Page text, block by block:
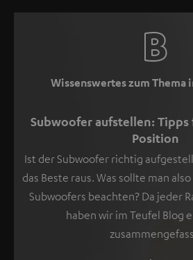
Wissenswertes zum Thema
Subwoofer aufstellen:
Position
Ist der Subwoofer richtig
das Beste raus. Was sollte man
Subwoofers beachten? Da jeder
haben wir im Teufel Blog